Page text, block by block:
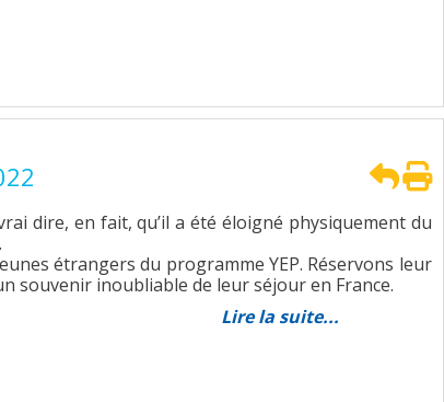
dire, en fait, qu’il a été éloigné physiquement du
étrangers du programme YEP. Réservons leur
souvenir inoubliable de leur séjour en France.
Lire la suite...